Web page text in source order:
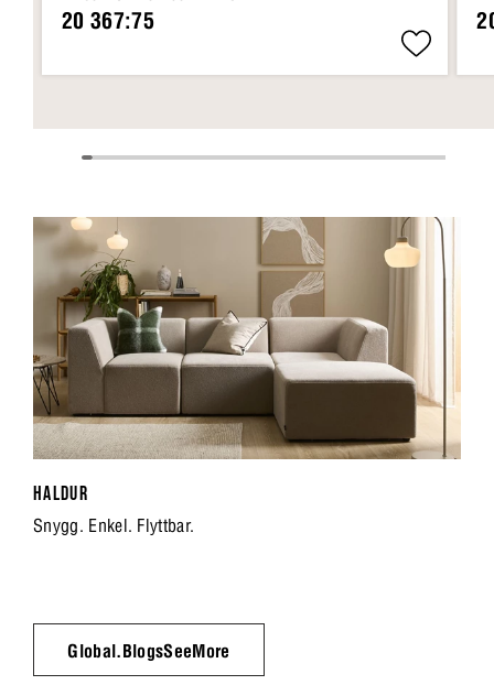
20 367:75
HALDUR
Snygg. Enkel. Flyttbar.
Global.BlogsSeeMore